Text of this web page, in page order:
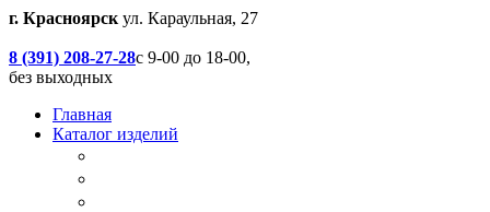
г. Красноярск ул. Караульная, 27
8 (391) 208-27-28с 9-00 до 18-00,
без выходных
Главная
Каталог изделий